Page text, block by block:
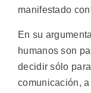
manifestado
En su
humanos son
decidir sólo
comunicación,